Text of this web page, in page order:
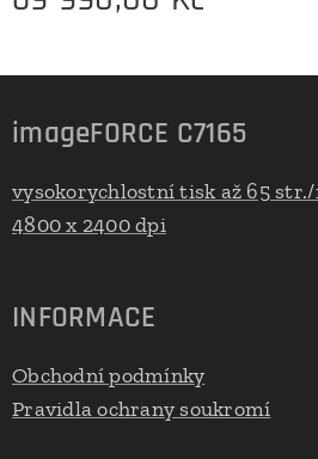
imageFORCE C7165
vysokorychlostní tisk až 65
4800 x 2400 dpi
INFORMACE
Obchodní podmínky
Pravidla ochrany soukromí